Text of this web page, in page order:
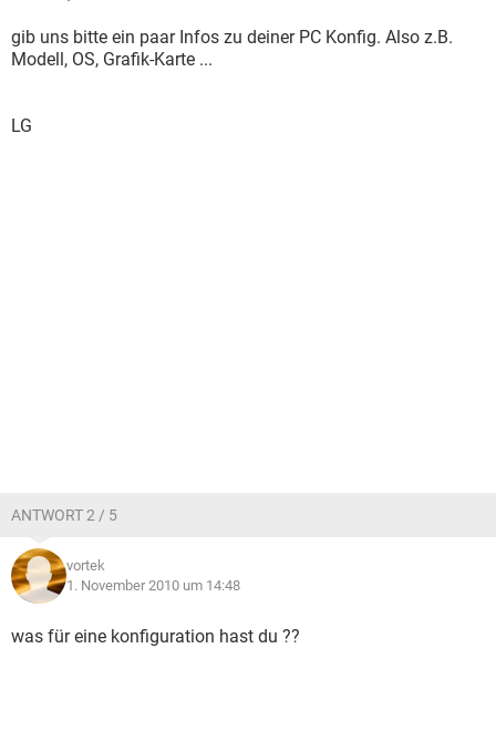
gib uns bitte ein paar Infos zu deiner PC Konfig. Also z.B.
Modell, OS, Grafik-Karte ...
LG
ANTWORT 2 / 5
vortek
1. November 2010 um 14:48
was für eine konfiguration hast du ??